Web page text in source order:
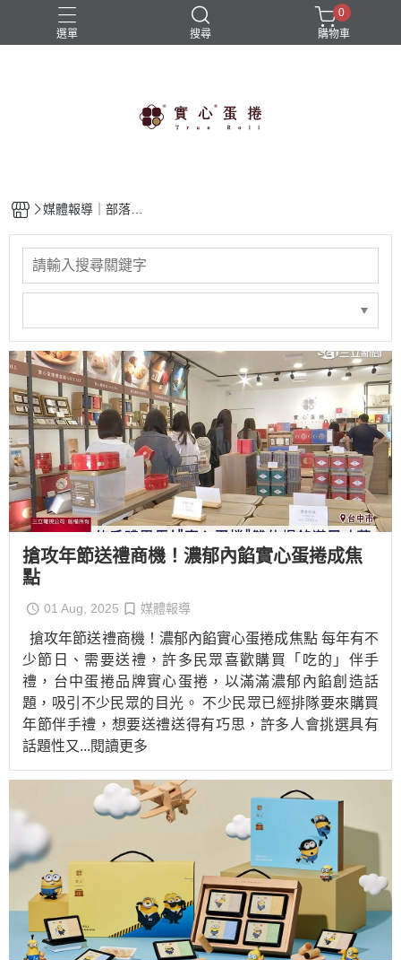
選單 搜尋
實心蛋捲 帆布袋 限時優惠
0
購物車
媒體報導｜部落客
搶攻年節送禮商機！濃郁內餡實心蛋捲成焦
點
01 Aug, 2025 媒體報導
搶攻年節送禮商機！濃郁內餡實心蛋捲成焦點 每年有不
少節日、需要送禮，許多民眾喜歡購買「吃的」伴手
禮，台中蛋捲品牌實心蛋捲，以滿滿濃郁內餡創造話
題，吸引不少民眾的目光。 不少民眾已經排隊要來購買
年節伴手禮，想要送禮送得有巧思，許多人會挑選具有
話題性又...閱讀更多